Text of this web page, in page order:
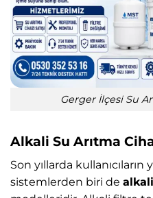
Gerger İlçesi Su
Alkali Su Arıtma
Son yıllarda
sistemlerden biri de